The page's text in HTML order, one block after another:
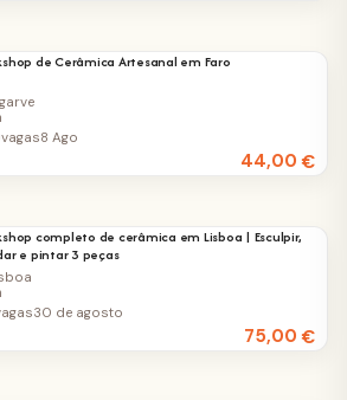
de Cerâmica Artesanal em Faro
44,00€
vagas8 Ago
completo de cerâmica em Lisboa | Esculpir,
e pintar 3 peças
75,00€
30 de agosto